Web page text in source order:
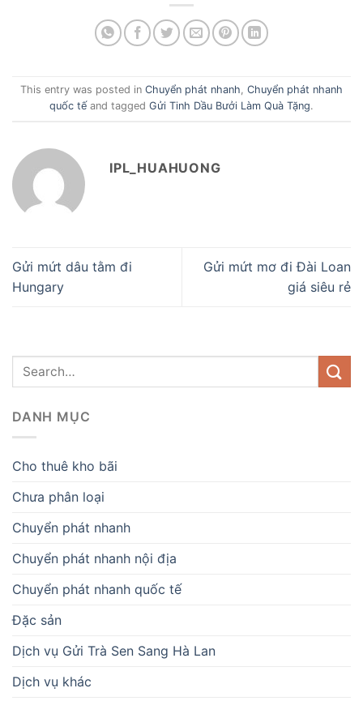
This entry was posted in Chuyển phát nhanh, Chuyển phát nhanh
quốc tế and tagged Gửi Tinh Dầu Bưởi Làm Quà Tặng.
IPL_HUAHUONG
Gửi mứt dâu tằm đi
Hungary
Gửi mứt mơ đi Đài Loan
giá siêu rẻ
DANH MỤC
Cho thuê kho bãi
Chưa phân loại
Chuyển phát nhanh
Chuyển phát nhanh nội địa
Chuyển phát nhanh quốc tế
Đặc sản
Dịch vụ Gửi Trà Sen Sang Hà Lan
Dịch vụ khác